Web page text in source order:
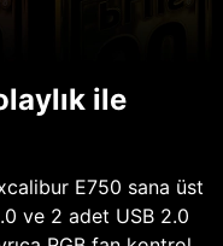
ile
E750 sana üst
ve 2 adet USB 2.0